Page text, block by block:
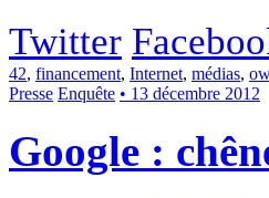
Twitter
42, financement, Internet, médias,
Presse Enquête • 13 décembre 2012
Google :